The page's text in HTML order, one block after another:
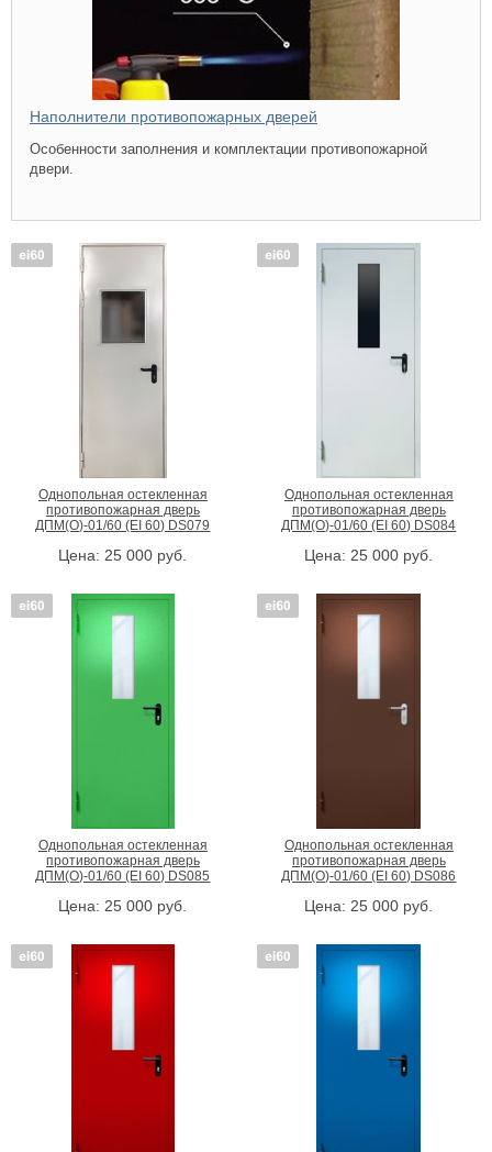
Наполнители противопожарных дверей
Особенности заполнения и комплектации противопожарной
двери.
Однопольная остекленная
противопожарная дверь
ДПМ(О)-01/60 (EI 60) DS079
Цена:25 000 руб.
Однопольная остекленная
противопожарная дверь
ДПМ(О)-01/60 (EI 60) DS084
Цена:25 000 руб.
Однопольная остекленная
противопожарная дверь
ДПМ(О)-01/60 (EI 60) DS085
Цена:25 000 руб.
Однопольная остекленная
противопожарная дверь
ДПМ(О)-01/60 (EI 60) DS086
Цена:25 000 руб.